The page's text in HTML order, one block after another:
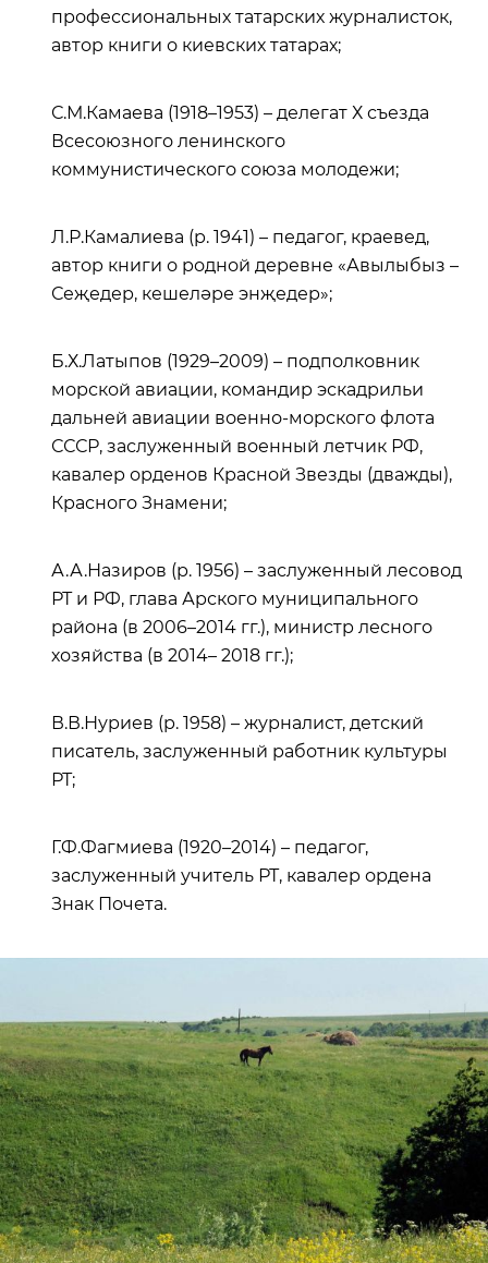
профессиональных татарских журналисток,
автор книги о киевских татарах;
С.М.Камаева (1918–1953) – делегат Х съезда
Всесоюзного ленинского
коммунистического союза молодежи;
Л.Р.Камалиева (р. 1941) – педагог, краевед,
автор книги о родной деревне «Авылыбыз –
Сеҗедер, кешеләре энҗедер»;
Б.Х.Латыпов (1929–2009) – подполковник
морской авиации, командир эскадрильи
дальней авиации военно-морского флота
СССР, заслуженный военный летчик РФ,
кавалер орденов Красной Звезды (дважды),
Красного Знамени;
А.А.Назиров (р. 1956) – заслуженный лесовод
РТ и РФ, глава Арского муниципального
района (в 2006–2014 гг.), министр лесного
хозяйства (в 2014– 2018 гг.);
В.В.Нуриев (р. 1958) – журналист, детский
писатель, заслуженный работник культуры
РТ;
Г.Ф.Фагмиева (1920–2014) – педагог,
заслуженный учитель РТ, кавалер ордена
Знак Почета.